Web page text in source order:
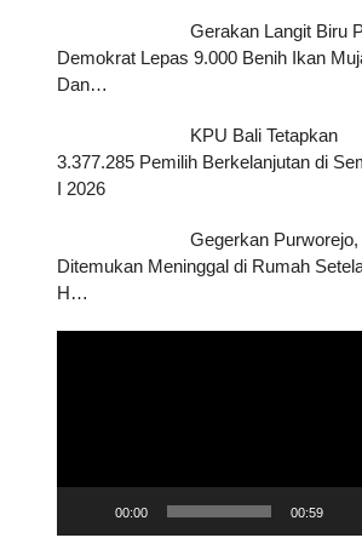
Gerakan Langit Biru
Demokrat Lepas 9.000 Benih Ikan
Dan…
KPU Bali Tetapkan
3.377.285 Pemilih Berkelanjutan di
I 2026
Gegerkan
Ditemukan Meninggal di Rumah
H…
00:00 00:59